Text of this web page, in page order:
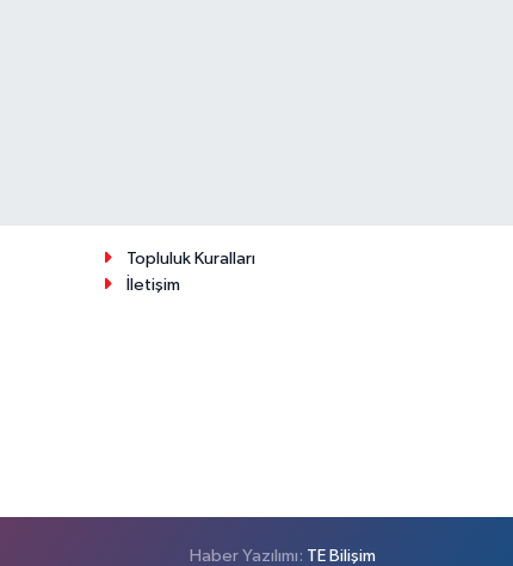
Topluluk Kuralları
İletişim
Haber Yazılımı: TE Bilişim